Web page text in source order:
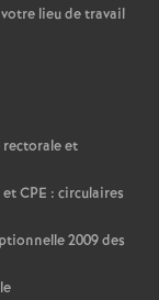
lieu de travail
et
CPE : circulaires
2009 des